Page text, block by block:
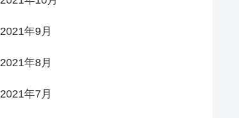
2021年9月
2021年8月
2021年7月